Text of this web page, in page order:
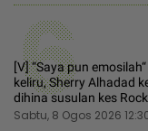
6
[V] “Saya pun
keliru, Sherry Alhadad
dihina susulan kes
Sabtu, 8 Ogos 2026